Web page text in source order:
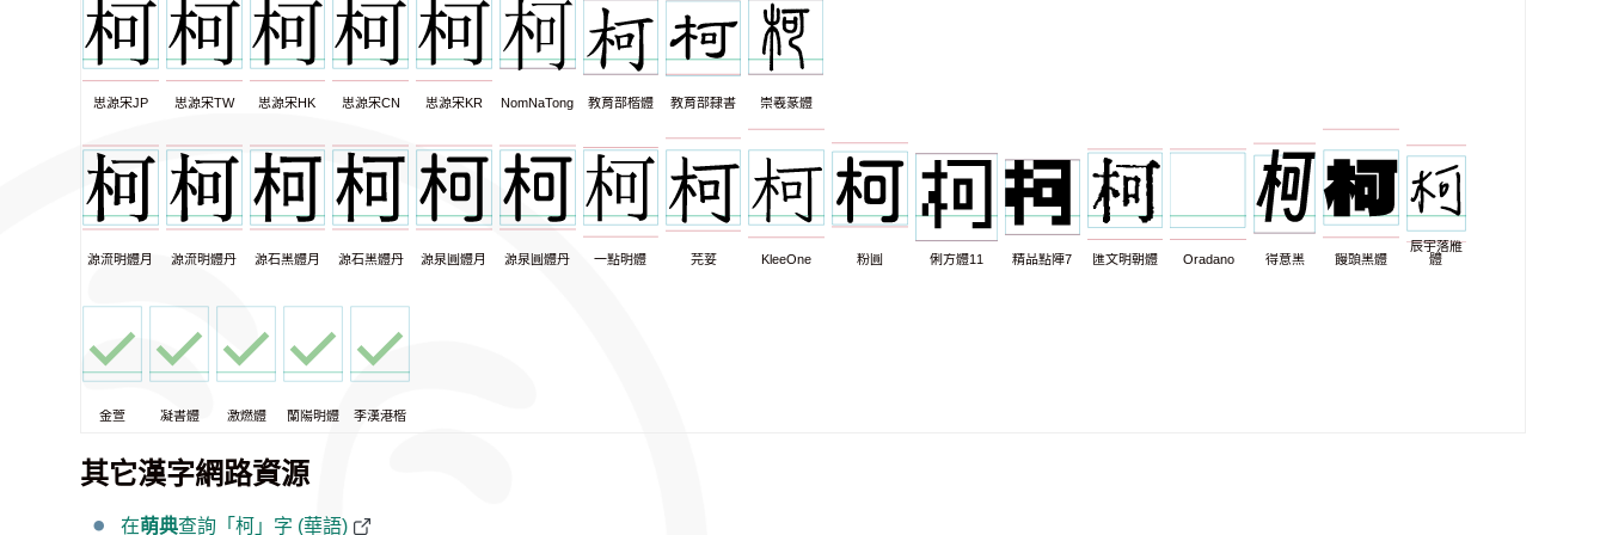
思源宋JP 思源宋TW 思源宋HK 思源宋CN 思源宋KR NomNaTong 教育部楷體 教育部隸書 崇羲篆體
源流明體月 源流明體丹 源石黑體月 源石黑體丹 源泉圓體月 源泉圓體丹 一點明體 芫荽 KleeOne 粉圓 俐方體11 精品點陣7 匯文明朝體 Oradano 得意黑 饅頭黑體
辰宇落雁
體
金萱 凝書體 激燃體 蘭陽明體 李漢港楷
其它漢字網路資源
在萌典查詢「柯」字 (華語)